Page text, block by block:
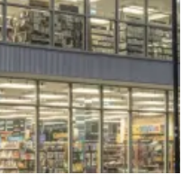
REALIZACJI